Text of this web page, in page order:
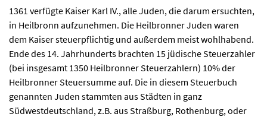
1361 verfügte Kaiser Karl IV., alle Juden, die darum ersuchten,
in Heilbronn aufzunehmen. Die Heilbronner Juden waren
dem Kaiser steuerpflichtig und außerdem meist wohlhabend.
Ende des 14. Jahrhunderts brachten 15 jüdische Steuerzahler
(bei insgesamt 1350 Heilbronner Steuerzahlern) 10% der
Heilbronner Steuersumme auf. Die in diesem Steuerbuch
genannten Juden stammten aus Städten in ganz
Südwestdeutschland, z.B. aus Straßburg, Rothenburg, oder